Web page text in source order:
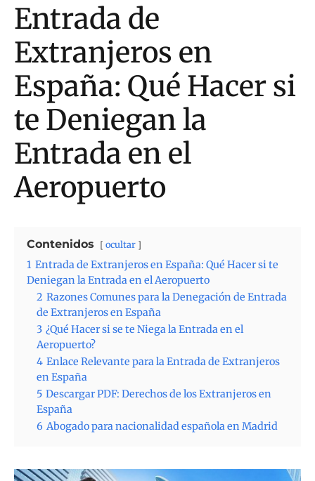
Entrada de
Extranjeros en
España: Qué Hacer si
te Deniegan la
Entrada en el
Aeropuerto
Contenidos ocultar
1 Entrada de Extranjeros en España: Qué Hacer si te
Deniegan la Entrada en el Aeropuerto
2 Razones Comunes para la Denegación de Entrada
de Extranjeros en España
3 ¿Qué Hacer si se te Niega la Entrada en el
Aeropuerto?
4 Enlace Relevante para la Entrada de Extranjeros
en España
5 Descargar PDF: Derechos de los Extranjeros en
España
6 Abogado para nacionalidad española en Madrid